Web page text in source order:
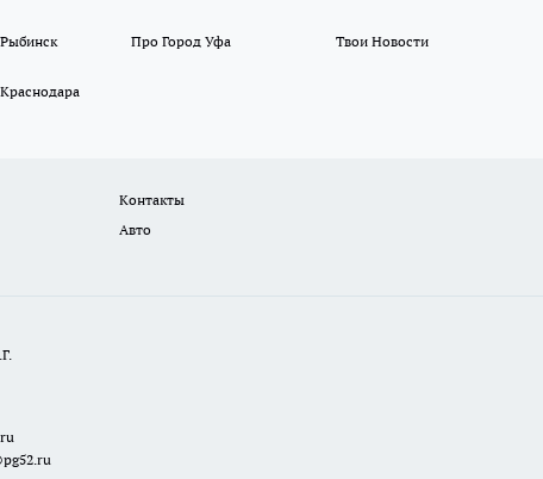
Про Город Уфа Твои Новости
Контакты
Авто